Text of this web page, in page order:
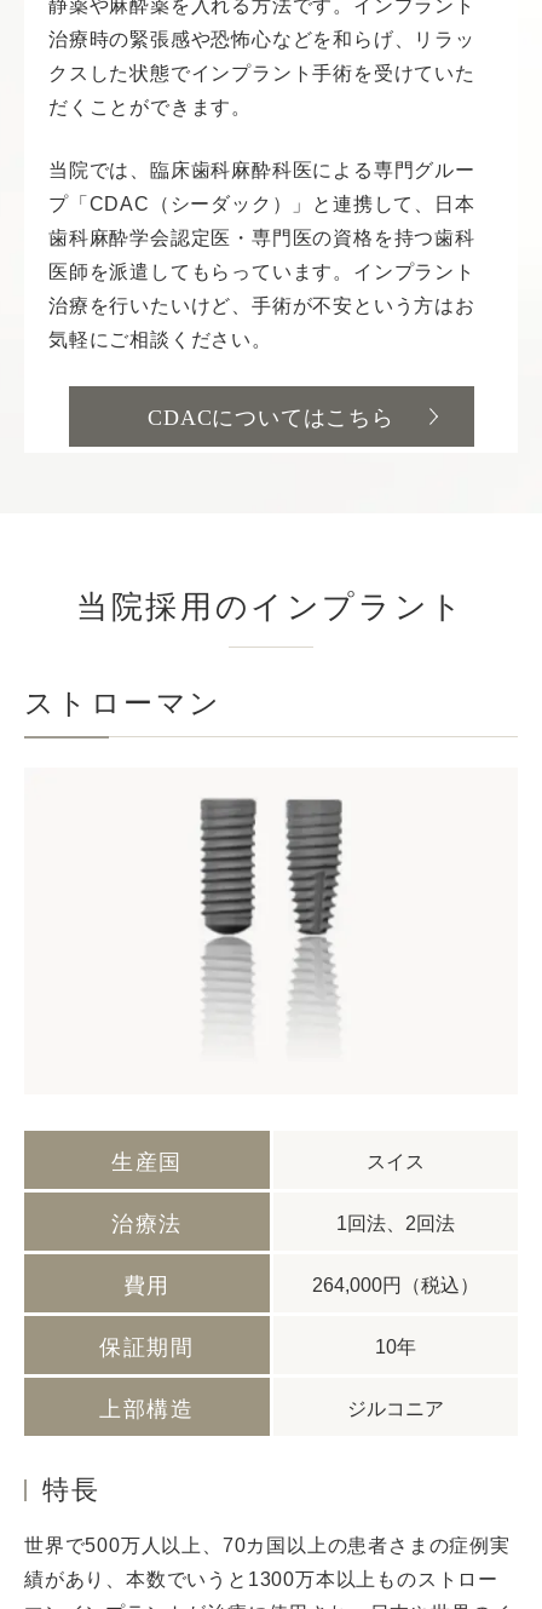
静薬や麻酔薬を入れる方法です。インプラント
治療時の緊張感や恐怖心などを和らげ、リラッ
クスした状態でインプラント手術を受けていた
だくことができます。
当院では、臨床歯科麻酔科医による専門グルー
プ「CDAC（シーダック）」と連携して、日本
歯科麻酔学会認定医・専門医の資格を持つ歯科
医師を派遣してもらっています。インプラント
治療を行いたいけど、手術が不安という方はお
気軽にご相談ください。
CDACについてはこちら
当院採用のインプラント
ストローマン
生産国 スイス
治療法 1回法、2回法
費用 264,000円（税込）
保証期間 10年
上部構造 ジルコニア
特長
世界で500万人以上、70カ国以上の患者さまの症例実
績があり、本数でいうと1300万本以上ものストロー